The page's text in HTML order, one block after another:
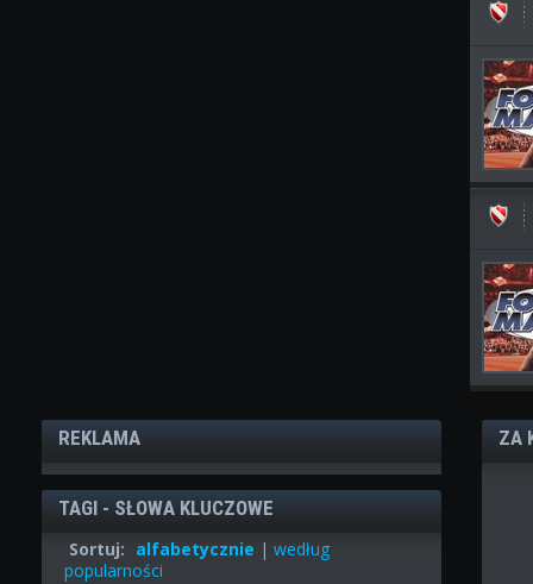
REKLAMA
TAGI - SŁOWA KLUCZOWE
Sortuj: alfabetycznie |według
popularności
ZA